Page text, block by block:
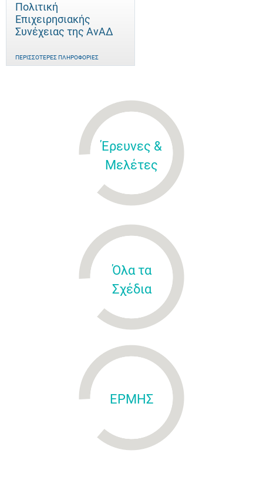
Πολιτική
Επιχειρησιακής
Συνέχειας της ΑνΑΔ
ΠΕΡΙΣΣΌΤΕΡΕΣ ΠΛΗΡΟΦΟΡΊΕΣ
Έρευνες &
Μελέτες
Όλα τα
Σχέδια
ΕΡΜΗΣ